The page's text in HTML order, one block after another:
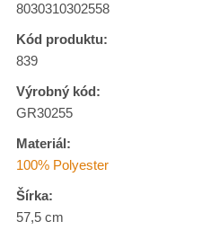
8030310302558
Kód produktu:
839
Výrobný kód:
GR30255
Materiál:
100% Polyester
Šírka:
57,5 cm